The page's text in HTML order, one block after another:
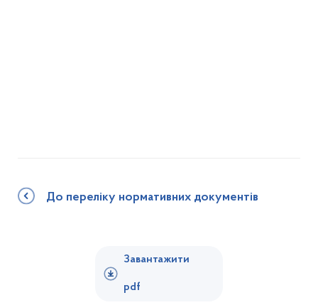
До переліку нормативних документів
Завантажити
pdf